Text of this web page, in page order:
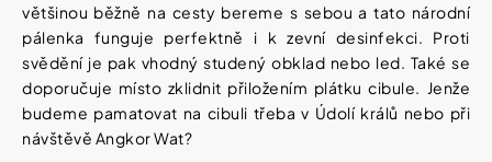
Přihlášení
většinou běžně na cesty bereme s sebou a tato národní
pálenka funguje perfektně i k zevní desinfekci. Proti
svědění je pak vhodný studený obklad nebo led. Také se
doporučuje místo zklidnit přiložením plátku cibule. Jenže
budeme pamatovat na cibuli třeba v Údolí králů nebo při
návštěvě Angkor Wat?